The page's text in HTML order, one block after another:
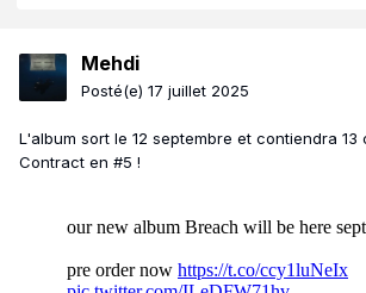
Mehdi
Posté(e) 17 juillet 2025
L'album sort le 12 septembre et contiendra
Contract en #5 !